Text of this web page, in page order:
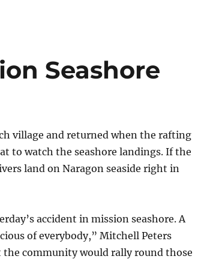
Seashore
village and returned when the rafting
to watch the seashore landings. If the
land on Naragon seaside right in
accident in mission seashore. A
of everybody,” Mitchell Peters
the community would rally round those